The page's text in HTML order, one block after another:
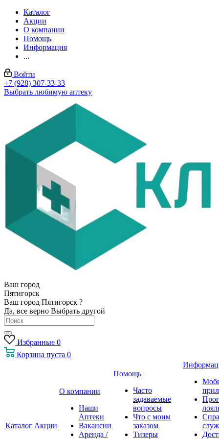
Каталог
Акции
О компании
Помощь
Информация
...
Войти
+7 (928) 307-33-33
Выбрать любимую аптеку
Ваш город
Пятигорск
Ваш город Пятигорск ?
Да, все верно Выбрать другой
Избранные 0
Корзина пуста 0
Каталог Акции
О компании
Наши
Аптеки
Вакансии
Аренда /
Помощь
Часто
задаваемые
вопросы
Что с моим
заказом
Тизеры